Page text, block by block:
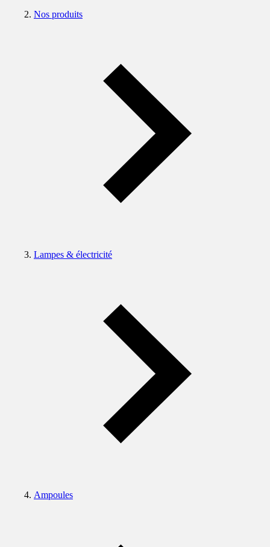
Nos produits
Lampes & électricité
Ampoules